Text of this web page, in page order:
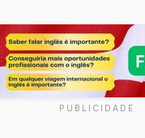
PUBLICIDADE